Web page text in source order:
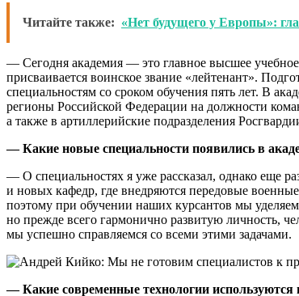
Читайте также: «Нет будущего у Европы»:
— Сегодня академия — это главное высшее
присваивается воинское звание «лейтенант».
специальностям со сроком обучения пять лет. В
регионы Российской Федерации на должности
а также в артиллерийские подразделения
— Какие новые специальности появились в
— О специальностях я уже рассказал, однако еще
и новых кафедр, где внедряются передовые
поэтому при обучении наших курсантов мы
но прежде всего гармонично развитую личность,
мы успешно справляемся со всеми этими задачами.
— Какие современные технологии используются